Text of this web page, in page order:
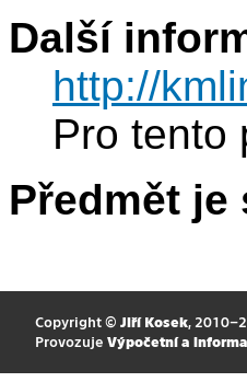
Další
http://
Pro tento
Předmět
Copyright © Jiří Kosek,
Provozuje Výpočetní a